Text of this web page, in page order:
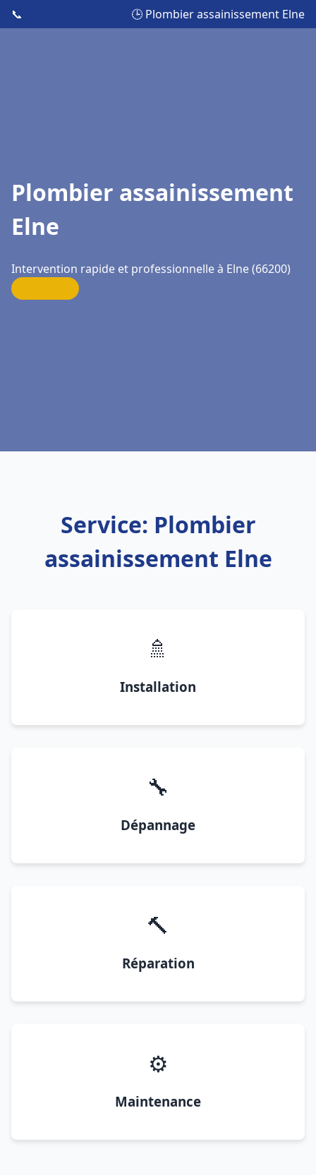
📞 🕒 Plombier assainissement Elne
Plombier assainissement
Elne
Intervention rapide et professionnelle à Elne (66200)
Service: Plombier
assainissement Elne
🚿
Installation
🔧
Dépannage
🔨
Réparation
⚙️
Maintenance